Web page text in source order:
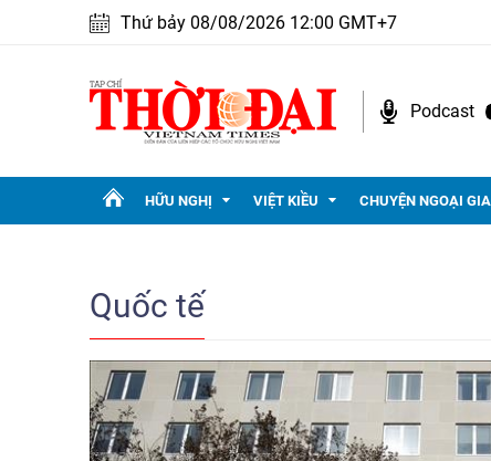
Thứ bảy 08/08/2026 12:00 GMT+7
Podcast
HỮU NGHỊ VIỆT KIỀU CHUYỆN NGOẠI
Quốc tế